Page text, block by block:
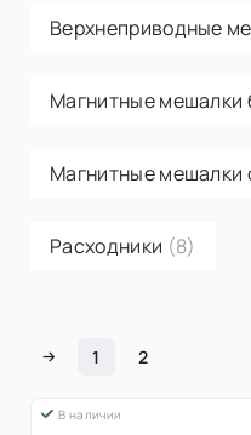
Верхнеприводные
Магнитные мешалки
Магнитные мешалки
Расходники (8)
1 2
В наличии